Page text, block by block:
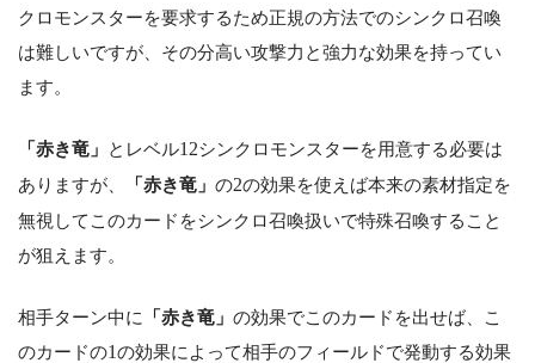
クロモンスターを要求するため正規の方法でのシンクロ召喚
は難しいですが、その分高い攻撃力と強力な効果を持ってい
ます。
「赤き竜」 とレベル12シンクロモンスターを用意する必要は
ありますが、
「赤き竜」 の2の効果を使えば本来の素材指定を
無視してこのカードをシンクロ召喚扱いで特殊召喚すること
が狙えます。
相手ターン中に 「赤き竜」 の効果でこのカードを出せば、こ
のカードの1の効果によって相手のフィールドで発動する効果